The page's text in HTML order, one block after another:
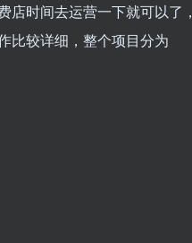
店时间去运营一下就可以了
比较详细，整个项目分为